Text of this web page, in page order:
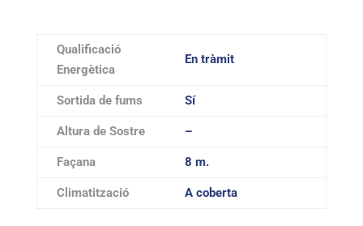
Qualificació
Energètica
En tràmit
Sortida de fums Sí
Altura de Sostre –
Façana 8 m.
Climatització A coberta